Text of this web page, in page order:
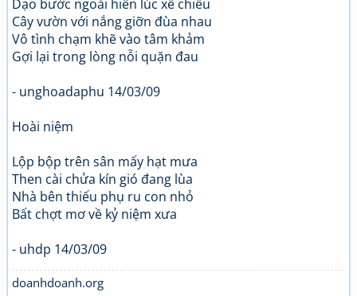
Dạo bước ngoài hiên lúc xế chiều
Cây vườn với nắng giỡn đùa nhau
Vô tình chạm khẽ vào tâm khảm
Gợi lại trong lòng nỗi quặn đau
- unghoadaphu 14/03/09
Hoài niệm
Lộp bộp trên sân mấy hạt mưa
Then cài chửa kín gió đang lùa
Nhà bên thiếu phụ ru con nhỏ
Bất chợt mơ về kỷ niệm xưa
- uhdp 14/03/09
doanhdoanh.org